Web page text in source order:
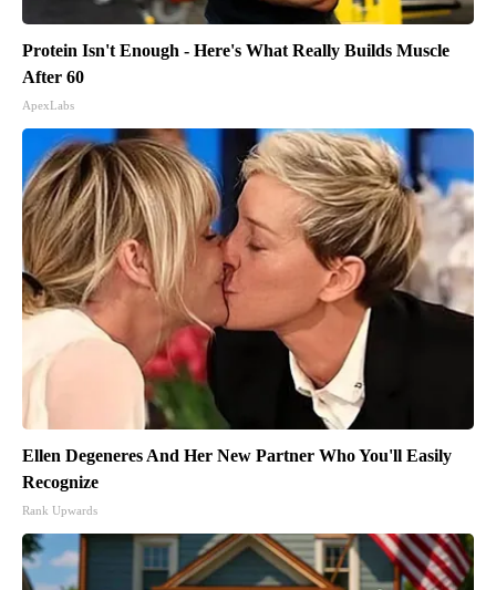
Protein Isn't Enough - Here's What Really Builds Muscle
After 60
ApexLabs
Ellen Degeneres And Her New Partner Who You'll Easily
Recognize
Rank Upwards